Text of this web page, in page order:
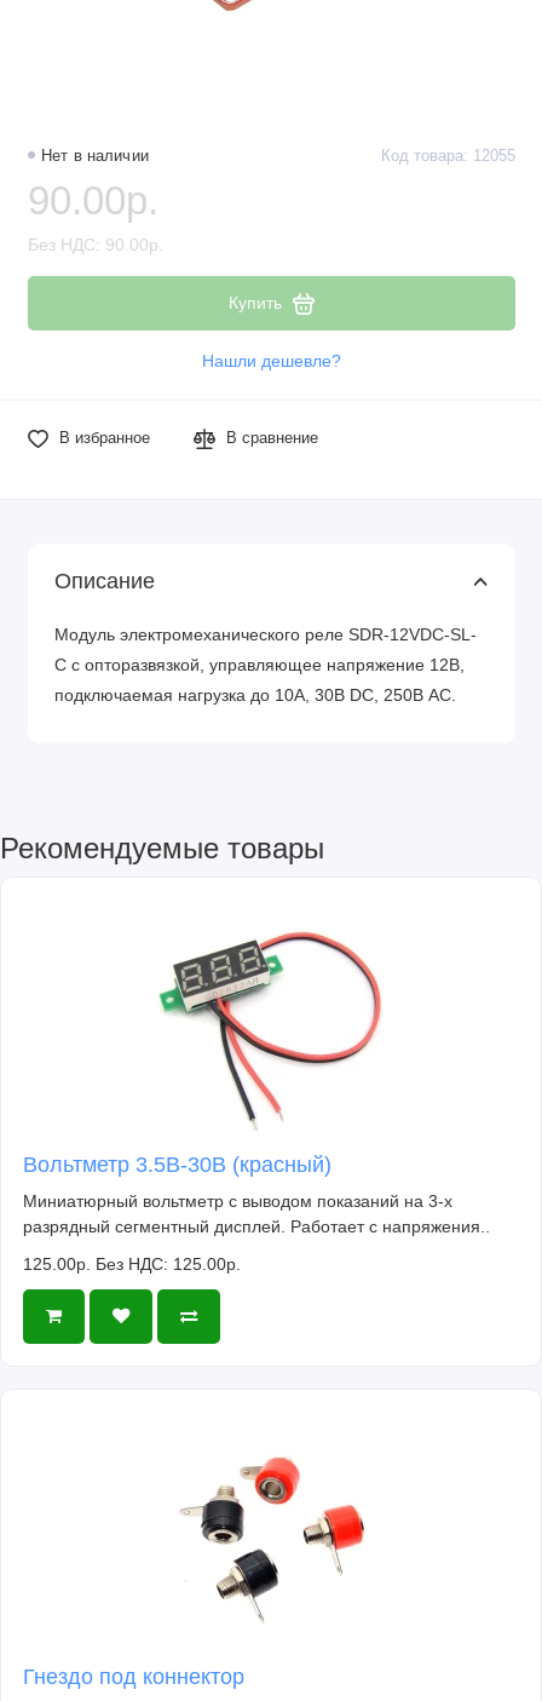
Реле
Стабилизаторы питания
Нет в наличии Код товара: 12055
90.00р.
Без НДС: 90.00р.
Купить
Нашли дешевле?
В избранное В сравнение
Описание
Модуль электромеханического реле SDR-12VDC-SL-
C с опторазвязкой, управляющее напряжение 12В,
подключаемая нагрузка до 10А, 30В DC, 250В AC.
Рекомендуемые товары
Вольтметр 3.5В-30В (красный)
Миниатюрный вольтметр с выводом показаний на 3-х
разрядный сегментный дисплей. Работает с напряжения..
125.00р. Без НДС: 125.00р.
Гнездо под коннектор